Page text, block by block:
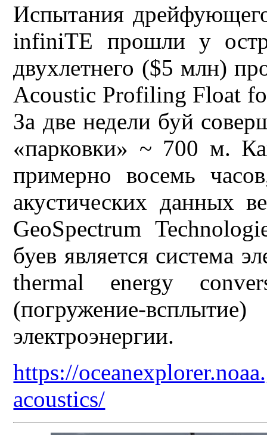
Испытания
infiniTE прошли у
двухлетнего ($5 млн)
Acoustic Profiling Float
За две недели буй
«парковки» ~ 700 м.
примерно восемь
акустических данных
GeoSpectrum
буев является система
thermal energy
(погружение-
электроэнергии.
https://
acoustics/